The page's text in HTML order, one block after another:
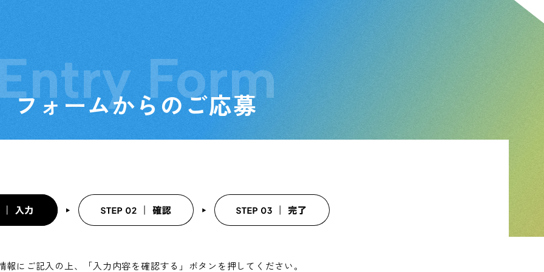
Form
フォームからのご応募
報にご記入の上、 「入力内容を確認する」ボタンを押してください。